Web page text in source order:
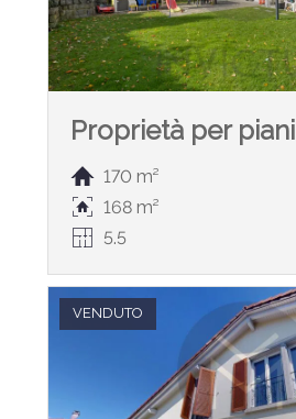
Proprietà per piani
170 m²
168 m²
5.5
VENDUTO